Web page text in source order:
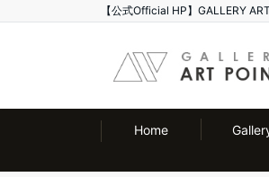
【公式Official HP】GALLERY
Home